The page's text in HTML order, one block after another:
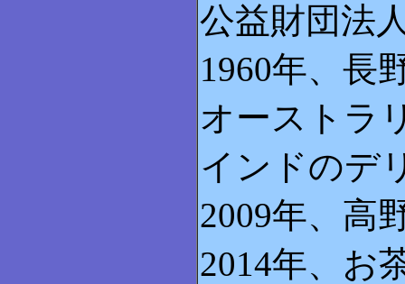
公益財団法
1960年、長
オーストラ
インドのデ
2009年、高
2014年、お